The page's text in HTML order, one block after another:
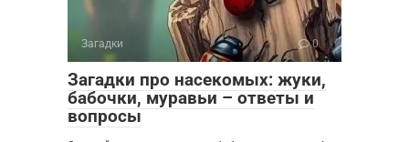
Загадки 0
Загадки про насекомых: жуки,
бабочки, муравьи – ответы и
вопросы